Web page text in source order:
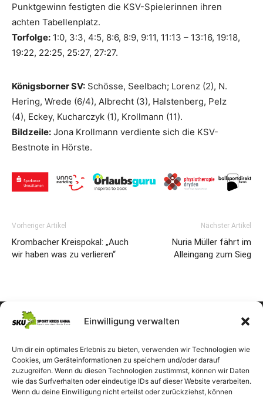
Einwilligung verwalten
Um dir ein optimales Erlebnis zu bieten, verwenden wir Technologien wie
Cookies, um Geräteinformationen zu speichern und/oder darauf
zuzugreifen. Wenn du diesen Technologien zustimmst, können wir Daten
wie das Surfverhalten oder eindeutige IDs auf dieser Website verarbeiten.
Wenn du deine Einwilligung nicht erteilst oder zurückziehst, können
Punktgewinn festigten die KSV-Spielerinnen ihren
achten Tabellenplatz.
Torfolge: 1:0, 3:3, 4:5, 8:6, 8:9, 9:11, 11:13 – 13:16, 19:18,
19:22, 22:25, 25:27, 27:27.
Königsborner SV: Schösse, Seelbach; Lorenz (2), N.
Hering, Wrede (6/4), Albrecht (3), Halstenberg, Pelz
(4), Eckey, Kucharczyk (1), Krollmann (11).
Bildzeile: Jona Krollmann verdiente sich die KSV-
Bestnote in Hörste.
Vorheriger Artikel
Krombacher Kreispokal: „Auch
wir haben was zu verlieren“
Nächster Artikel
Nuria Müller fährt im
Alleingang zum Sieg